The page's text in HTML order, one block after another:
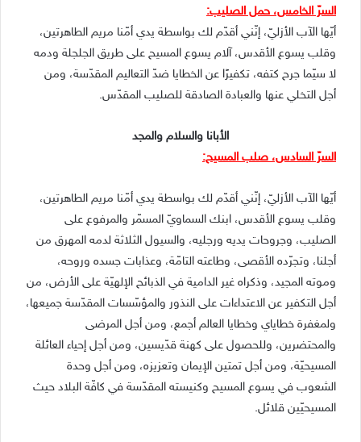
السرّ الخامس، حمل الصليب:
أيّها الآب الأزليّ، إنّني أقدّم لك بواسطة يدي أمّنا مريم الطاهرتين،
وقلب يسوع الأقدس، آلام يسوع المسيح على طريق الجلجلة ودمه
لا سيّما جرح كتفه، تكفيرًا عن الخطايا ضدّ التعاليم المقدّسة، ومن
أجل التخلي عنها والعبادة الصادقة للصليب المقدّس.
الأبانا والسلام والمجد
السرّ السادس، صلب المسيح:
أيّها الآب الأزليّ، إنّني أقدّم لك بواسطة يدي أمّنا مريم الطاهرتين،
وقلب يسوع الأقدس، ابنك السماويّ المسمّر والمرفوع على
الصليب، وجروحات يديه ورجليه، والسيول الثلاثة لدمه المهرق من
أجلنا، وتجرّده الأقصى، وطاعته التامّة، وعذابات جسده وروحه،
وموته المجيد، وذكراه غير الدامية في الذبائح الإلهيّة على الأرض، من
أجل التكفير عن الاعتداءات على النذور والمؤسّسات المقدّسة جميعها،
ولمغفرة خطاياي وخطايا العالم أجمع، ومن أجل المرضى
والمحتضرين، وللحصول على كهنة قدّيسين، ومن أجل إحياء العائلة
المسيحيّة، ومن أجل تمتين الإيمان وتعزيزه، ومن أجل وحدة
الشعوب في يسوع المسيح وكنيسته المقدّسة في كافّة البلاد حيث
المسيحيّين قلائل.